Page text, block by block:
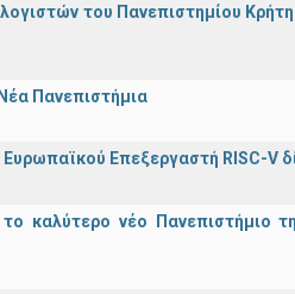
του Πανεπιστημίου
Πανεπιστήμια
Επεξεργαστή RISC-V
καλύτερο νέο Πανεπιστήμιο